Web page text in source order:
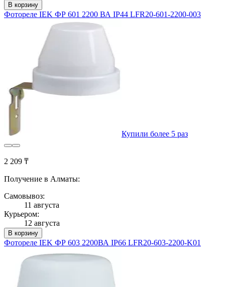
В корзину
Фотореле IEK ФР 601 2200 ВА IP44 LFR20-601-2200-003
Купили более 5 раз
2 209 ₸
Получение в Алматы:
Самовывоз:
11 августа
Курьером:
12 августа
В корзину
Фотореле IEK ФР 603 2200ВА IP66 LFR20-603-2200-K01